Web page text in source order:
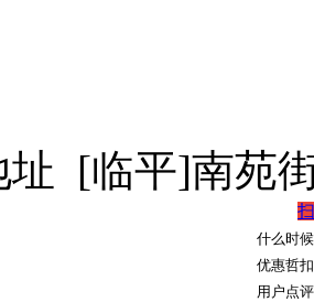
址 [临平]南苑
什么时
优惠哲扣
用户点评